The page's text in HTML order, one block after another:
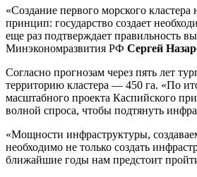
«Создание первого морского
принцип: государство создает
еще раз подтверждает правильность
Минэкономразвития РФ Сергей
Согласно прогнозам через пять лет
территорию кластера — 450 га. «По
масштабного проекта Каспийского
волной спроса, чтобы подтянуть
«Мощности инфраструктуры,
необходимо не только создать
ближайшие годы нам предстоит